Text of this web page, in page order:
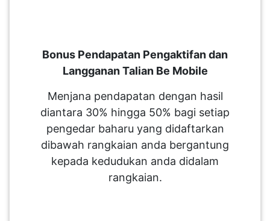
Bonus Pendapatan Pengaktifan dan
Langganan Talian Be Mobile
Menjana pendapatan dengan hasil
diantara 30% hingga 50% bagi setiap
pengedar baharu yang didaftarkan
dibawah rangkaian anda bergantung
kepada kedudukan anda didalam
rangkaian.